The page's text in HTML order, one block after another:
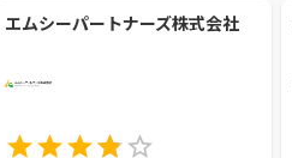
師、通訳などの様々な業務に対応して
ーズに応えます。企業の都合に合わせ
エムシーパートナーズ株式会社